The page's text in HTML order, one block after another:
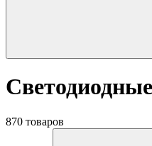
870 товаров